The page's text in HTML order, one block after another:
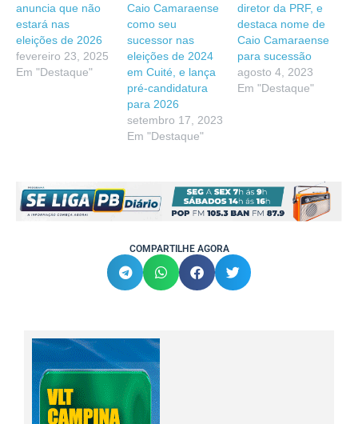
anuncia que não
estará nas
eleições de 2026
fevereiro 23, 2025
Em "Destaque"
Caio Camaraense
como seu
sucessor nas
eleições de 2024
em Cuité, e lança
pré-candidatura
para 2026
setembro 17, 2023
Em "Destaque"
diretor da PRF, e
destaca nome de
Caio Camaraense
para sucessão
agosto 4, 2023
Em "Destaque"
COMPARTILHE AGORA